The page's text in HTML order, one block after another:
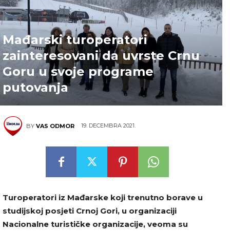
Mađarski turoperatori
zainteresovani da uvrste Crnu
Goru u svoje programe
putovanja
BY VAS ODMOR 19. DECEMBRA 2021.
Turoperatori iz Mađarske koji trenutno borave u
studijskoj posjeti Crnoj Gori, u organizaciji
Nacionalne turističke organizacije, veoma su